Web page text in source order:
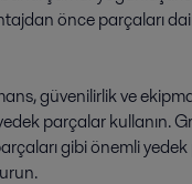
önce parçaları
güvenilirlik ve
parçalar kullanın.
gibi önemli